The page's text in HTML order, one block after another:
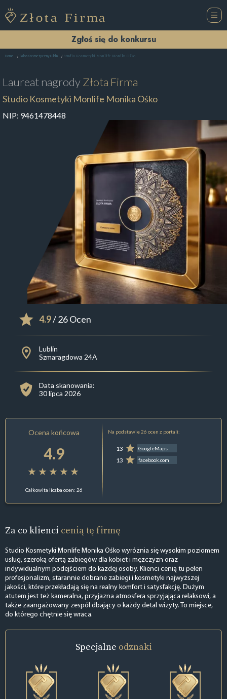
Zgłoś się do konkursu
Home Salon Kosmetyczny Lublin Studio Kosmetyki Monlife Monika Ośko
Laureat nagrodyZłota Firma
Studio Kosmetyki Monlife Monika Ośko
NIP: 9461478448
4.9/ 26 Ocen
Lublin
Szmaragdowa 24A
Data skanowania:
30 lipca 2026
Ocena końcowa
4.9
Całkowita liczba ocen: 26
Na podstawie 26 ocen z portali:
13 GoogleMaps
13 facebook.com
Za co klienci cenią tę firmę
Studio Kosmetyki Monlife Monika Ośko wyróżnia się wysokim poziomem
usług, szeroką ofertą zabiegów dla kobiet i mężczyzn oraz
indywidualnym podejściem do każdej osoby. Klienci cenią tu pełen
profesjonalizm, starannie dobrane zabiegi i kosmetyki najwyższej
jakości, które przekładają się na realny komfort i satysfakcję. Dużym
atutem jest też kameralna, przyjazna atmosfera sprzyjająca relaksowi, a
także zaangażowany zespół dbający o każdy detal wizyty. To miejsce,
do którego chętnie się wraca.
Specjalne odznaki